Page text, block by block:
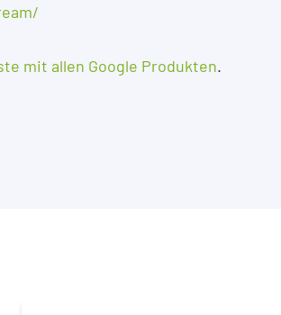
mit allen Google Produkten.